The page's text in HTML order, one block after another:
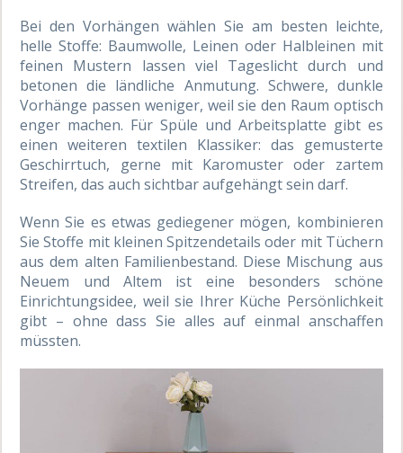
Bei den Vorhängen wählen Sie am besten leichte,
helle Stoffe: Baumwolle, Leinen oder Halbleinen mit
feinen Mustern lassen viel Tageslicht durch und
betonen die ländliche Anmutung. Schwere, dunkle
Vorhänge passen weniger, weil sie den Raum optisch
enger machen. Für Spüle und Arbeitsplatte gibt es
einen weiteren textilen Klassiker: das gemusterte
Geschirrtuch, gerne mit Karomuster oder zartem
Streifen, das auch sichtbar aufgehängt sein darf.
Wenn Sie es etwas gediegener mögen, kombinieren
Sie Stoffe mit kleinen Spitzendetails oder mit Tüchern
aus dem alten Familienbestand. Diese Mischung aus
Neuem und Altem ist eine besonders schöne
Einrichtungsidee, weil sie Ihrer Küche Persönlichkeit
gibt – ohne dass Sie alles auf einmal anschaffen
müssten.